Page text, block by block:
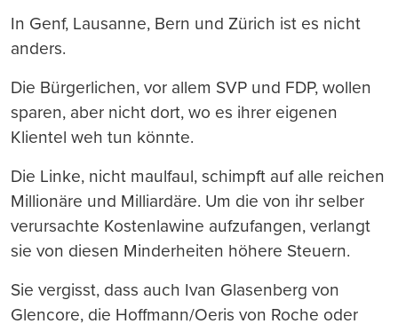
In Genf, Lausanne, Bern und Zürich ist es nicht
anders.
Die Bürgerlichen, vor allem SVP und FDP, wollen
sparen, aber nicht dort, wo es ihrer eigenen
Klientel weh tun könnte.
Die Linke, nicht maulfaul, schimpft auf alle reichen
Millionäre und Milliardäre. Um die von ihr selber
verursachte Kostenlawine aufzufangen, verlangt
sie von diesen Minderheiten höhere Steuern.
Sie vergisst, dass auch Ivan Glasenberg von
Glencore, die Hoffmann/Oeris von Roche oder